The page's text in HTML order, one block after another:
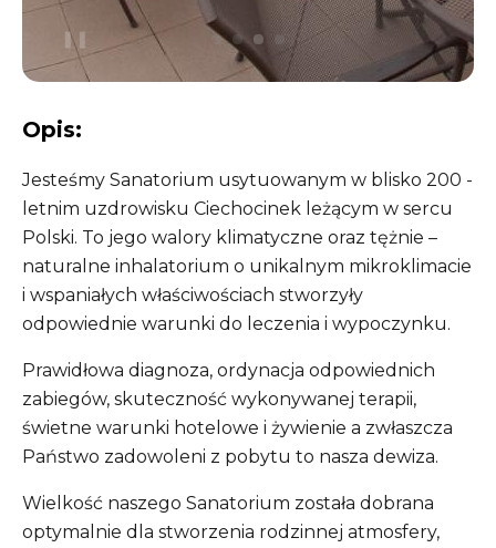
❚❚
Opis:
Jesteśmy Sanatorium usytuowanym w blisko 200 -
letnim uzdrowisku Ciechocinek leżącym w sercu
Polski. To jego walory klimatyczne oraz tężnie –
naturalne inhalatorium o unikalnym mikroklimacie
i wspaniałych właściwościach stworzyły
odpowiednie warunki do leczenia i wypoczynku.
Prawidłowa diagnoza, ordynacja odpowiednich
zabiegów, skuteczność wykonywanej terapii,
świetne warunki hotelowe i żywienie a zwłaszcza
Państwo zadowoleni z pobytu to nasza dewiza.
Wielkość naszego Sanatorium została dobrana
optymalnie dla stworzenia rodzinnej atmosfery,